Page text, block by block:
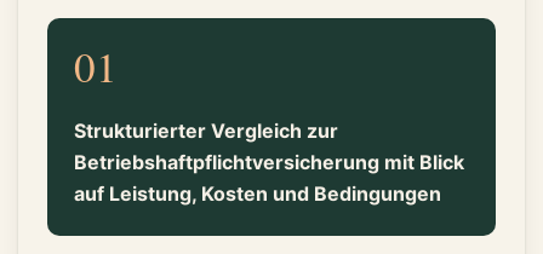
01
Strukturierter Vergleich zur
Betriebshaftpflichtversicherung mit Blick
auf Leistung, Kosten und Bedingungen